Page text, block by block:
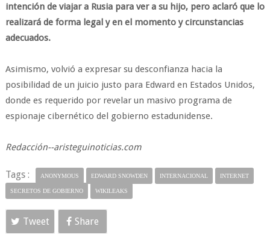
intención de viajar a Rusia para ver a su hijo, pero aclaró que lo
realizará de forma legal y en el momento y circunstancias
adecuados.
Asimismo, volvió a expresar su desconfianza hacia la
posibilidad de un juicio justo para Edward en Estados Unidos,
donde es requerido por revelar un masivo programa de
espionaje cibernético del gobierno estadunidense.
Redacción--aristeguinoticias.com
Tags : ANONYMOUS EDWARD SNOWDEN INTERNACIONAL INTERNET
SECRETOS DE GOBIERNO WIKILEAKS
Tweet Share